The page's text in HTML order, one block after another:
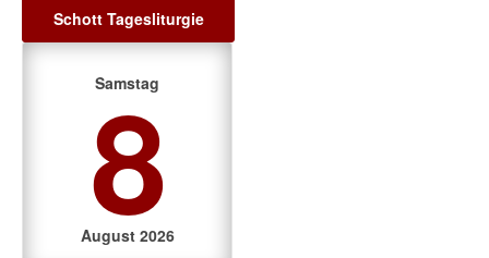
Schott Tagesliturgie
Samstag
8
August 2026